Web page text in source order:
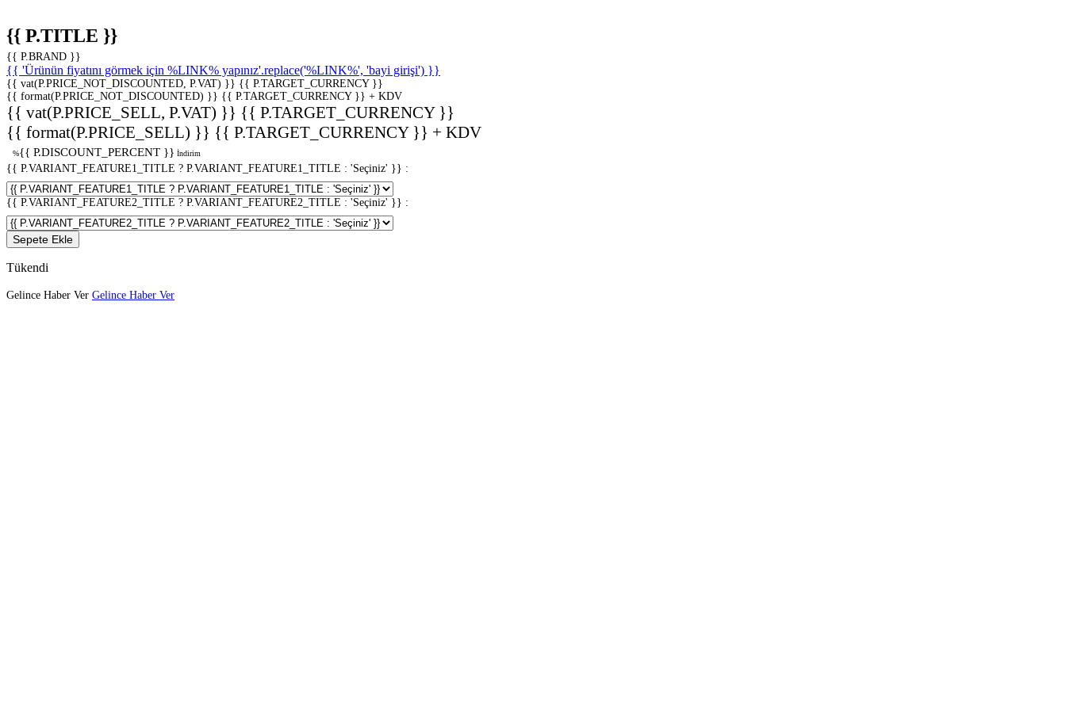
{{ P.TITLE }}
{{ P.BRAND }}
{{ 'Ürünün fiyatını görmek için %LINK% yapınız'.replace('%LINK%', 'bayi girişi') }}
{{ vat(P.PRICE_NOT_DISCOUNTED, P.VAT) }} {{ P.TARGET_CURRENCY }}
{{ format(P.PRICE_NOT_DISCOUNTED) }} {{ P.TARGET_CURRENCY }} + KDV
{{ vat(P.PRICE_SELL, P.VAT) }} {{ P.TARGET_CURRENCY }}
{{ format(P.PRICE_SELL) }} {{ P.TARGET_CURRENCY }} + KDV
%{{ P.DISCOUNT_PERCENT }} İndirim
{{ P.VARIANT_FEATURE1_TITLE ? P.VARIANT_FEATURE1_TITLE : 'Seçiniz' }} :
{{ P.VARIANT_FEATURE2_TITLE ? P.VARIANT_FEATURE2_TITLE : 'Seçiniz' }} :
Sepete Ekle
Tükendi
Gelince Haber Ver Gelince Haber Ver